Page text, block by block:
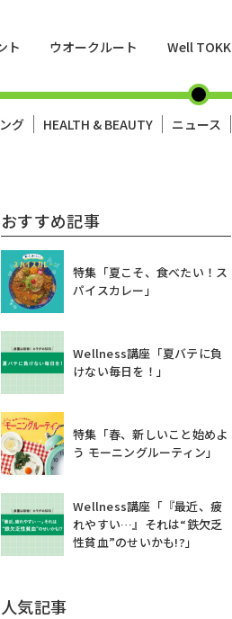
ト ウオークルート Well TOKK
グ HEALTH & BEAUTY ニュース
おすすめ記事
特集「夏こそ、食べたい！ス
パイスカレー」
Wellness講座「夏バテに負
けない毎日を！」
特集「春、新しいこと始めよ
う モーニングルーティン」
Wellness講座「『最近、疲
れやすい…』それは“鉄欠乏
性貧血”のせいかも!?」
人気記事